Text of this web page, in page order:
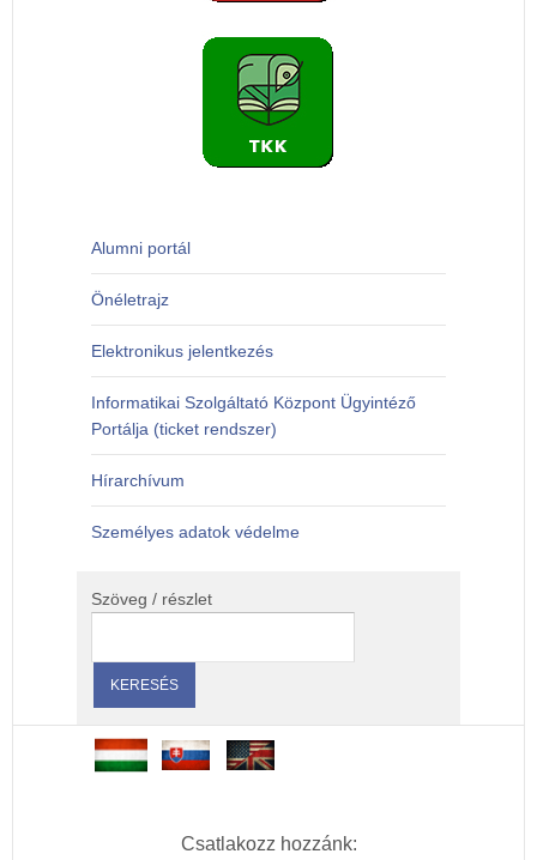
Alumni portál
Önéletrajz
Elektronikus jelentkezés
Informatikai Szolgáltató Központ Ügyintéző
Portálja (ticket rendszer)
Hírarchívum
Személyes adatok védelme
Szöveg / részlet
Csatlakozz hozzánk: